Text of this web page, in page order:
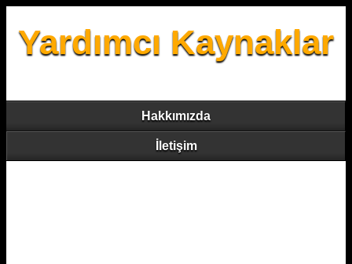
Yardımcı Kaynaklar
Hakkımızda
İletişim